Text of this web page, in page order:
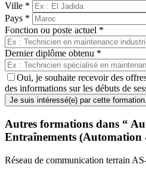
Ville *
Pays *
Fonction ou poste actuel *
Dernier diplôme obtenu *
Oui, je souhaite recevoir des
des informations sur les débuts de
Autres formations dans “
Entraînements (Automation
Réseau de communication terrain